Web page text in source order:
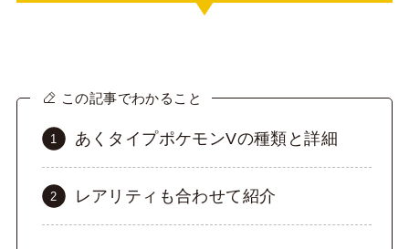
この記事でわかること
あくタイプポケモンVの種類と詳細
レアリティも合わせて紹介